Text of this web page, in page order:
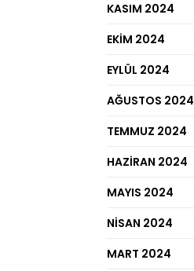
KASIM 2024
EKIM 2024
EYLÜL 2024
AĞUSTOS 2024
TEMMUZ 2024
HAZIRAN 2024
MAYIS 2024
NISAN 2024
MART 2024